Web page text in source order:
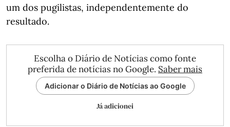
um dos pugilistas, independentemente do
resultado.
Escolha o Diário de Notícias como fonte
preferida de notícias no Google. Saber mais
Adicionar o Diário de Notícias ao Google
Já adicionei